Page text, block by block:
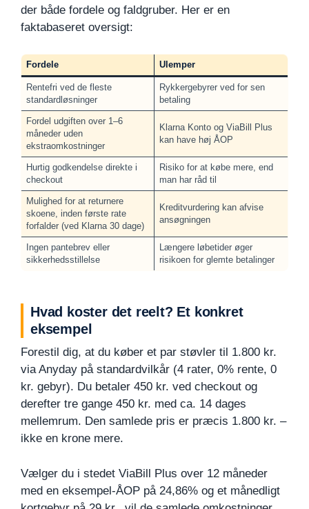
der både fordele og faldgruber. Her er en
faktabaseret oversigt:
Fordele Ulemper
Rentefri ved de fleste
standardløsninger
Rykkergebyrer ved for sen
betaling
Fordel udgiften over 1–6
måneder uden
ekstraomkostninger
Klarna Konto og ViaBill Plus
kan have høj ÅOP
Hurtig godkendelse direkte i
checkout
Risiko for at købe mere, end
man har råd til
Mulighed for at returnere
skoene, inden første rate
forfalder (ved Klarna 30 dage)
Kreditvurdering kan afvise
ansøgningen
Ingen pantebrev eller
sikkerhedsstillelse
Længere løbetider øger
risikoen for glemte betalinger
Hvad koster det reelt? Et konkret
eksempel
Forestil dig, at du køber et par støvler til 1.800 kr.
via Anyday på standardvilkår (4 rater, 0% rente, 0
kr. gebyr). Du betaler 450 kr. ved checkout og
derefter tre gange 450 kr. med ca. 14 dages
mellemrum. Den samlede pris er præcis 1.800 kr. –
ikke en krone mere.
Vælger du i stedet ViaBill Plus over 12 måneder
med en eksempel-ÅOP på 24,86% og et månedligt